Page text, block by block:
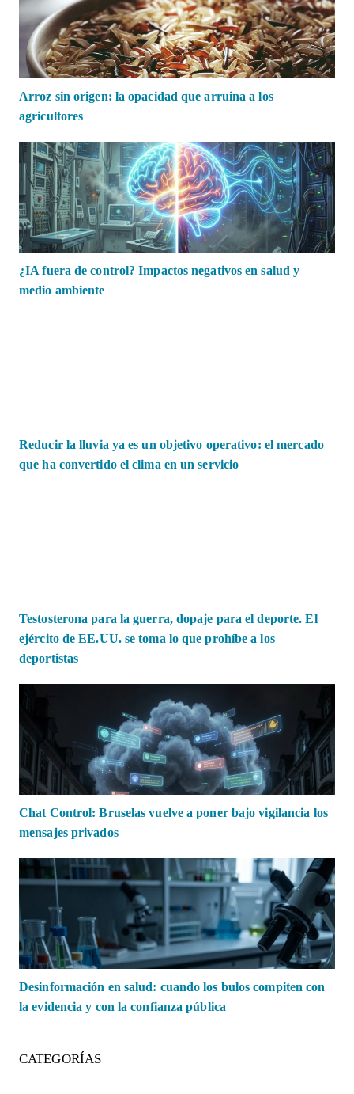
Arroz sin origen: la opacidad que arruina a los
agricultores
¿IA fuera de control? Impactos negativos en salud y
medio ambiente
Reducir la lluvia ya es un objetivo operativo: el mercado
que ha convertido el clima en un servicio
Testosterona para la guerra, dopaje para el deporte. El
ejército de EE.UU. se toma lo que prohíbe a los
deportistas
Chat Control: Bruselas vuelve a poner bajo vigilancia los
mensajes privados
Desinformación en salud: cuando los bulos compiten con
la evidencia y con la confianza pública
CATEGORÍAS